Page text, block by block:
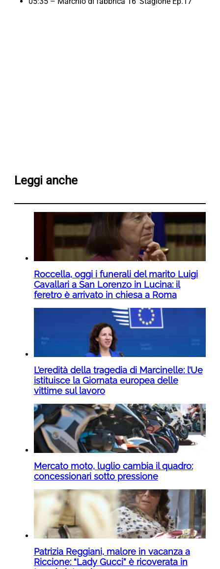
Leggi anche
Roccella, oggi i funerali del marito Luigi
Cavallari a San Lorenzo in Lucina: il
feretro è arrivato in chiesa a Roma
L’eredità della tragedia di Marcinelle: l’Ue
istituisce la Giornata europea delle
vittime sul lavoro
Mercato moto, luglio cambia il quadro:
concessionari sotto pressione
Patrizia Reggiani, malore in vacanza a
Riccione: “Lady Gucci” è ricoverata in